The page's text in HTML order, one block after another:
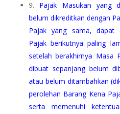
9. Pajak Masukan yang
belum dikreditkan dengan
Pajak yang sama, dapat
Pajak berikutnya paling
setelah berakhirnya Masa
dibuat sepanjang belum
atau belum ditambahkan
perolehan Barang Kena
serta memenuhi